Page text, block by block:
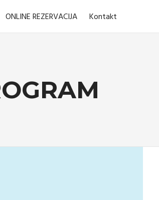
ONLINE REZERVACIJA Kontakt